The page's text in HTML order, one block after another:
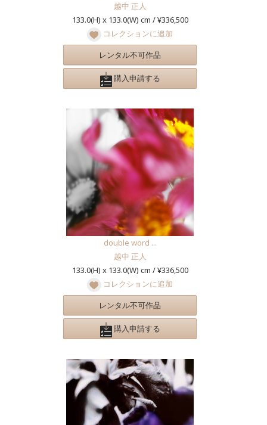
越中 正人
133.0(H) x 133.0(W) cm / ¥336,500
コレクションに追加
レンタル不可作品
購入申請する
double word ...
越中 正人
133.0(H) x 133.0(W) cm / ¥336,500
コレクションに追加
レンタル不可作品
購入申請する